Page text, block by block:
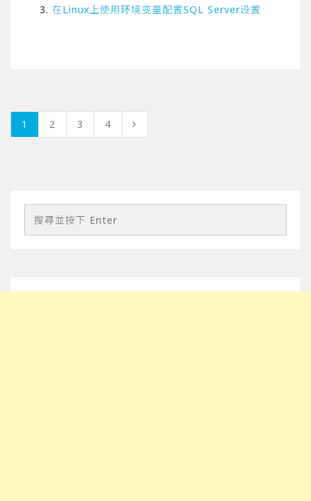
在Linux上使用环境变量配置SQL Server设置
1 2 3 4